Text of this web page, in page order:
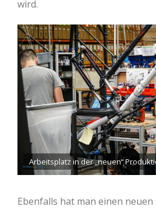
wird.
Arbeitsplatz in der „neuen“
Ebenfalls hat man einen